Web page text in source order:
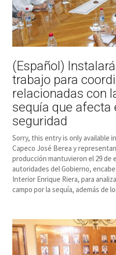
(Español)
trabajo para
relacionadas con
sequía que afecta
seguridad
Sorry, this entry is only available
Capeco José Berea y
producción mantuvieron el 29 de
autoridades del Gobierno,
Interior Enrique Riera, para
campo por la sequía, además de